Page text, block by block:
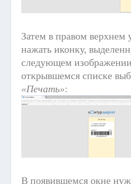
Затем в правом верхнем
нажать иконку,
следующем
открывшемся списке
«Печать»:
В появившемся окне